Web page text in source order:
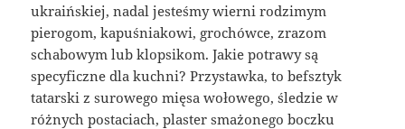
ukraińskiej, nadal jesteśmy wierni rodzimym
pierogom, kapuśniakowi, grochówce, zrazom
schabowym lub klopsikom. Jakie potrawy są
specyficzne dla kuchni? Przystawka, to befsztyk
tatarski z surowego mięsa wołowego, śledzie w
różnych postaciach, plaster smażonego boczku